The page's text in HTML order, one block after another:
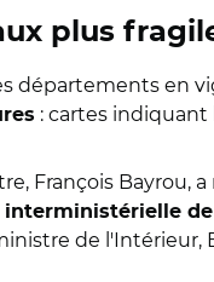
plus
départements en
: cartes indiquant
François Bayrou,
interministérielle
de l'Intérieur,